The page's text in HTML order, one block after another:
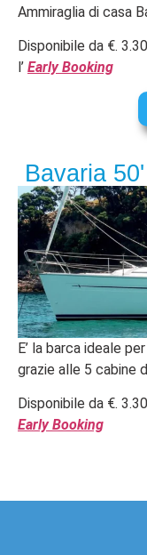
Ammiraglia di casa
Disponibile da €.
l’ Early Booking
Bavaria
E’ la barca ideale
grazie alle 5 cabine
Disponibile da €.
Early Booking